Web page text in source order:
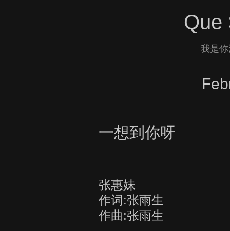
Que
我是
一想到你呀
张惠妹
作词:张雨生
作曲:张雨生